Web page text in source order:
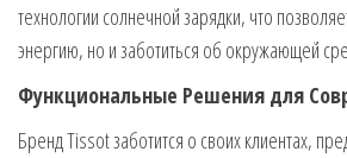
технологии солнечной зарядки, что
энергию, но и заботиться об окружающей
Функциональные Решения для
Бренд Tissot заботится о своих клиентах,